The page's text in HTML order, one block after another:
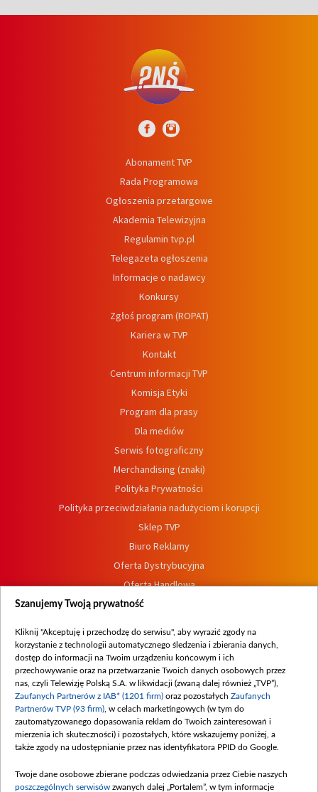
Abonament TVP
Rada Programowa
Ogłoszenia przetargowe
Akademia Telewizyjna
Regulamin tvp.pl
Telegazeta ogłoszenia
Informacje o nadawcy
Konkursy
Zgłoś program (ROPAT)
Kariera w TVP
Kontakt
Centrum informacji TVP
Komisja Etyki
Program dla prasy
Dla mediów
Serwis fotograficzny
Merchandising (znaki)
Polityka Prywatności
Polityka przeciwdziałania nadużyciom i korupcji
Sklep TVP
Biuro Reklamy
Oferta Dystrybucyjna
Oferta Handlowa
Dostępność
Procedura zgłoszeń wewnętrznych
Szanujemy Twoją prywatność
Kliknij "Akceptuję i przechodzę do serwisu", aby wyrazić zgody na
korzystanie z technologii automatycznego śledzenia i zbierania danych,
dostęp do informacji na Twoim urządzeniu końcowym i ich
przechowywanie oraz na przetwarzanie Twoich danych osobowych przez
nas, czyli Telewizję Polską S.A. w likwidacji (zwaną dalej również „TVP”),
Zaufanych Partnerów z IAB* (1201 firm) oraz pozostałych Zaufanych
Partnerów TVP (93 firm) , w celach marketingowych (w tym do
zautomatyzowanego dopasowania reklam do Twoich zainteresowań i
mierzenia ich skuteczności) i pozostałych, które wskazujemy poniżej, a
także zgody na udostępnianie przez nas identyfikatora PPID do Google.
Twoje dane osobowe zbierane podczas odwiedzania przez Ciebie naszych
poszczególnych serwisów zwanych dalej „Portalem”, w tym informacje